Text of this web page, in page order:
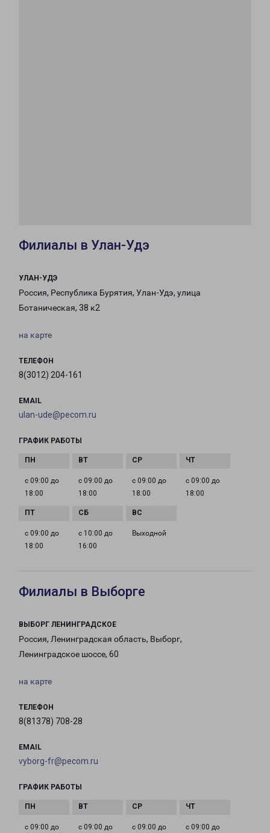
Филиалы в Улан-Удэ
УЛАН-УДЭ
Россия, Республика Бурятия, Улан-Удэ, улица
Ботаническая, 38 к2
на карте
ТЕЛЕФОН
8(3012) 204-161
EMAIL
ulan-ude@pecom.ru
ГРАФИК РАБОТЫ
с 09:00 до
18:00
с 09:00 до
18:00
с 09:00 до
18:00
с 09:00 до
18:00
с 09:00 до
18:00
с 10:00 до
16:00
Выходной
Филиалы в Выборге
ВЫБОРГ ЛЕНИНГРАДСКОЕ
Россия, Ленинградская область, Выборг,
Ленинградское шоссе, 60
на карте
ТЕЛЕФОН
8(81378) 708-28
EMAIL
vyborg-fr@pecom.ru
ГРАФИК РАБОТЫ
с 09:00 до с 09:00 до с 09:00 до с 09:00 до